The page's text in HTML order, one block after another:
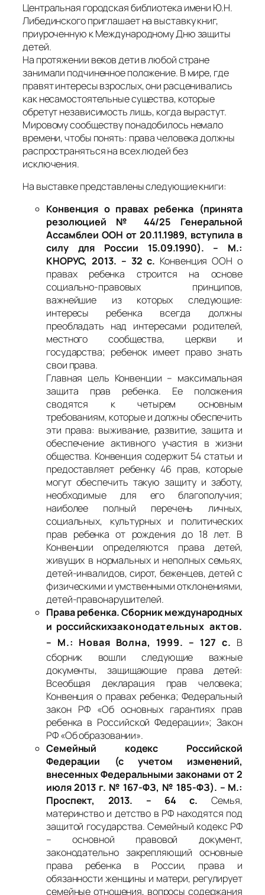
Центральная городская библиотека имени Ю.Н.
Либединского приглашает на выставку книг,
приуроченную к Международному Дню защиты
детей.
На протяжении веков дети в любой стране
занимали подчиненное положение. В мире, где
правят интересы взрослых, они расценивались
как несамостоятельные существа, которые
обретут независимость лишь, когда вырастут.
Мировому сообществу понадобилось немало
времени, чтобы понять: права человека должны
распространяться на всех людей без
исключения.
На выставке представлены следующие книги:
Конвенция о правах ребенка (принята
резолюцией № 44/25 Генеральной
Ассамблеи ООН от 20.11.1989, вступила в
силу для России 15.09.1990). – М.:
КНОРУС, 2013. – 32 с. Конвенция ООН о
правах ребенка строится на основе
социально-правовых принципов,
важнейшие из которых следующие:
интересы ребенка всегда должны
преобладать над интересами родителей,
местного сообщества, церкви и
государства; ребенок имеет право знать
свои права.
Главная цель Конвенции – максимальная
защита прав ребенка. Ее положения
сводятся к четырем основным
требованиям, которые и должны обеспечить
эти права: выживание, развитие, защита и
обеспечение активного участия в жизни
общества. Конвенция содержит 54 статьи и
предоставляет ребенку 46 прав, которые
могут обеспечить такую защиту и заботу,
необходимые для его благополучия;
наиболее полный перечень личных,
социальных, культурных и политических
прав ребенка от рождения до 18 лет. В
Конвенции определяются права детей,
живущих в нормальных и неполных семьях,
детей-инвалидов, сирот, беженцев, детей с
физическими и умственными отклонениями,
детей-правонарушителей.
Права ребенка. Сборник международных
и российскихзаконодательных актов.
– М.: Новая Волна, 1999. – 127 с. В
сборник вошли следующие важные
документы, защищающие права детей:
Всеобщая декларация прав человека;
Конвенция о правах ребенка; Федеральный
закон РФ «Об основных гарантиях прав
ребенка в Российской Федерации»; Закон
РФ «Об образовании».
Семейный кодекс Российской
Федерации (с учетом изменений,
внесенных Федеральными законами от 2
июля 2013 г. № 167-ФЗ, № 185-ФЗ). – М.:
Проспект, 2013. – 64 с. Семья,
материнство и детство в РФ находятся под
защитой государства. Семейный кодекс РФ
– основной правовой документ,
законодательно закрепляющий основные
права ребенка в России, права и
обязанности женщины и матери, регулирует
семейные отношения, вопросы содержания